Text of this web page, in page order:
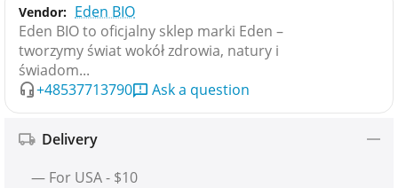
Vendor: Eden BIO
Eden BIO to oficjalny sklep marki Eden –
tworzymy świat wokół zdrowia, natury i
świadom...
+48537713790
Ask a question
Delivery
— For USA - $10